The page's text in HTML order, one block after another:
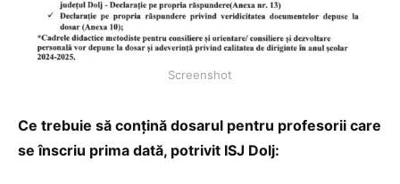
Screenshot
Ce trebuie să conțină dosarul pentru profesorii care
se înscriu prima dată, potrivit ISJ Dolj: